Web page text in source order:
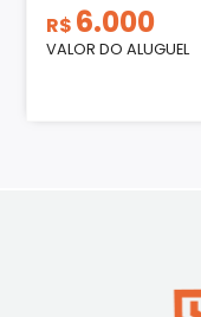
R$ 6.000
VALOR DO ALUGUEL